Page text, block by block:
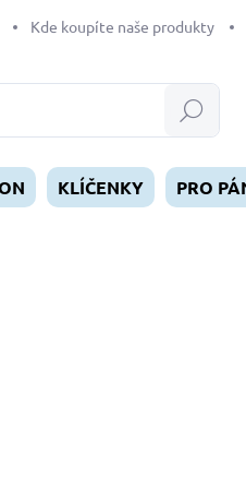
Kde koupíte naše produkty
Hledat
KLÍČENKY PRO